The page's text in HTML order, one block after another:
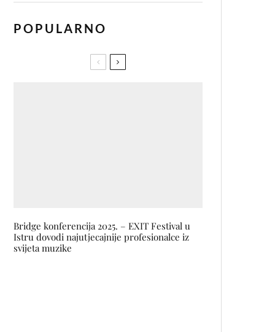
POPULARNO
Bridge konferencija 2025. – EXIT Festival u
Istru dovodi najutjecajnije profesionalce iz
svijeta muzike